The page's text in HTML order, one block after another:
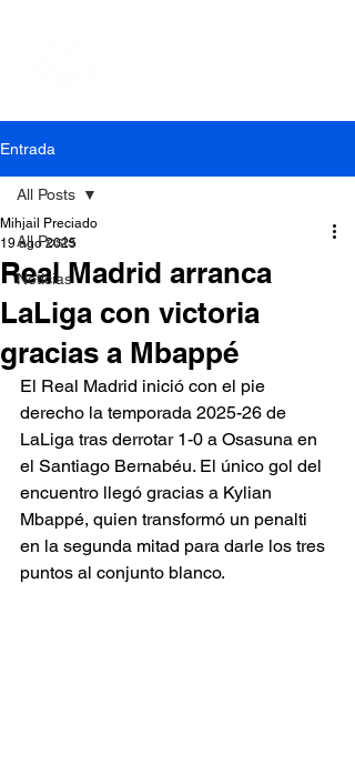
Entrada
All Posts
Noticias
All Posts
Real Madrid arranca
LaLiga con victoria
gracias a Mbappé
Mihjail Preciado
19 ago 2025
El Real Madrid inició con el pie
derecho la temporada 2025-26 de
LaLiga tras derrotar 1-0 a Osasuna en
el Santiago Bernabéu. El único gol del
encuentro llegó gracias a Kylian
Mbappé, quien transformó un penalti
en la segunda mitad para darle los tres
puntos al conjunto blanco.